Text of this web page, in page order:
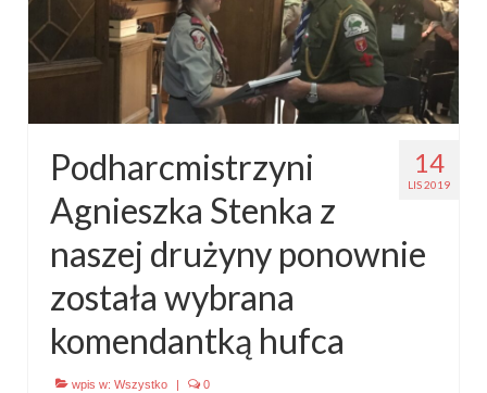
14
LIS 2019
Podharcmistrzyni
Agnieszka Stenka z
naszej drużyny ponownie
została wybrana
komendantką hufca
wpis w: Wszystko 0